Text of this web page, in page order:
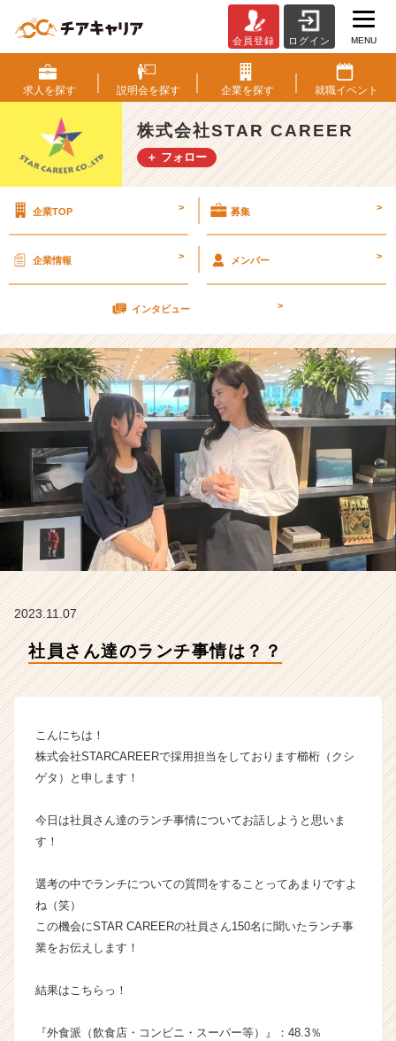
員
さ
ん
達
の
ラ
情
は？？
式
会
S
T
A
R
C
R
E
E
R
の
タ
イ
ン】
|
ン
ー・
業
ス
ウ
活
会員登録 ログイン MENU
求人を探す 説明会を探す 企業を探す 就職イベント
株式会社STAR CAREER
＋ フォロー
企業TOP > 募集 >
企業情報 > メンバー >
インタビュー >
2023.11.07
社員さん達のランチ事情は？？
こんにちは！
株式会社STARCAREERで採用担当をしております櫛桁（クシ
ゲタ）と申します！
今日は社員さん達のランチ事情についてお話しようと思いま
す！
選考の中でランチについての質問をすることってあまりですよ
ね（笑）
この機会にSTAR CAREERの社員さん150名に聞いたランチ事
業をお伝えします！
結果はこちらっ！
『外食派（飲食店・コンビニ・スーパー等）』：48.3％